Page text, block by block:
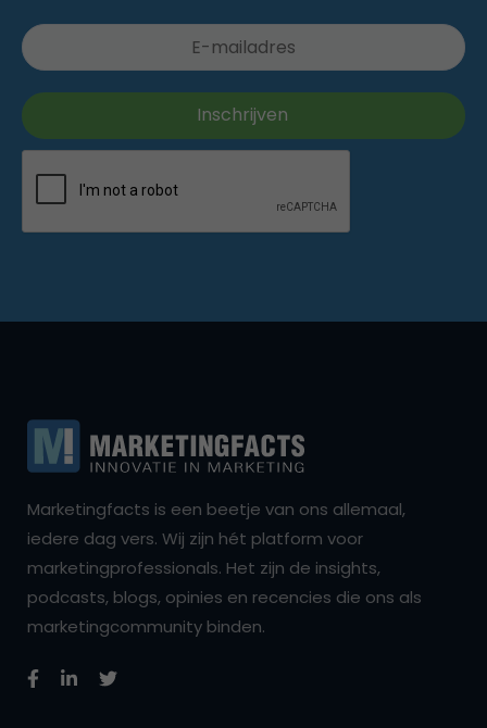
Marketingfacts is een beetje van ons allemaal,
iedere dag vers. Wij zijn hét platform voor
marketingprofessionals. Het zijn de insights,
podcasts, blogs, opinies en recencies die ons als
marketingcommunity binden.